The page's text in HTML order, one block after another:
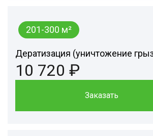
201-300 м²
Дератизация (уничтожение
10 720 ₽
Заказать